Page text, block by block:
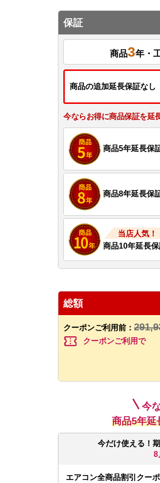
保証
商品3年・
商品の追加延長保証なし
今ならお得に商品保証を延
商品5年延長保
商品8年延長保
当店人気！
商品10年延長
総額
クーポンご利用前：
confirmation_number クーポンご利用で
今
商品5年延
今だけ使える！
8
エアコン全商品割引クー